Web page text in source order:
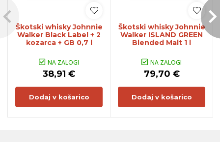
Škotski whisky Johnnie
Walker Black Label + 2
kozarca + GB 0,7 l
NA ZALOGI
38,91 €
Dodaj v košarico
Škotski whisky Johnnie
Walker ISLAND GREEN
Blended Malt 1 l
NA ZALOGI
79,70 €
Dodaj v košarico